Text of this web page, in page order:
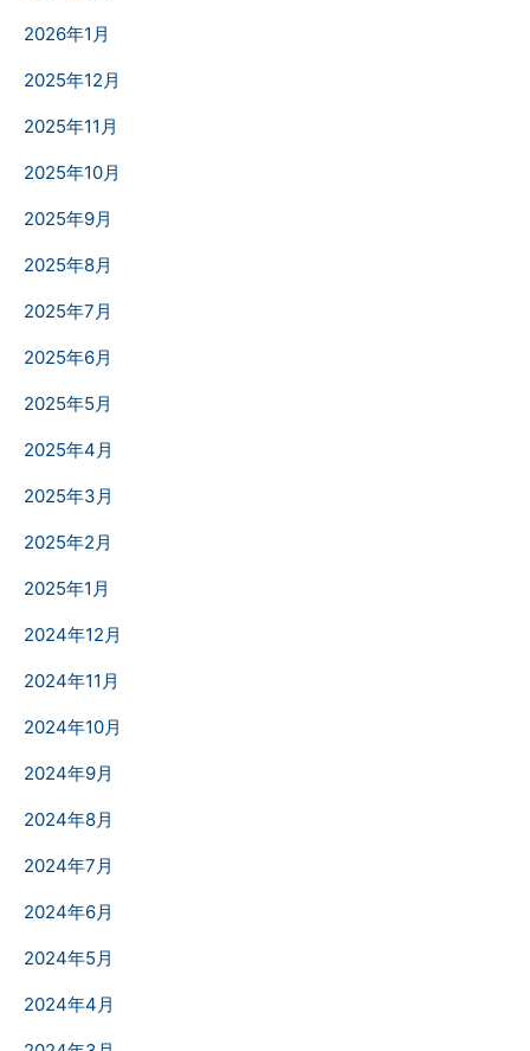
2026年1月
2025年12月
2025年11月
2025年10月
2025年9月
2025年8月
2025年7月
2025年6月
2025年5月
2025年4月
2025年3月
2025年2月
2025年1月
2024年12月
2024年11月
2024年10月
2024年9月
2024年8月
2024年7月
2024年6月
2024年5月
2024年4月